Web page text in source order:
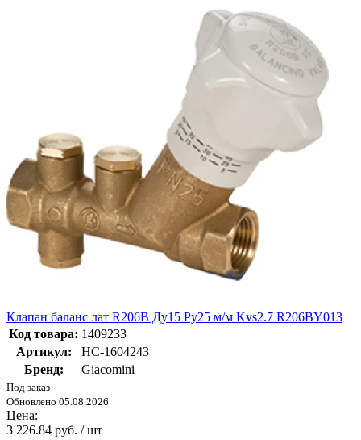
Клапан баланс лат R206B Ду15 Ру25 м/м Kvs2.7 R206BY013
Код товара: 1409233
Артикул:
НС-1604243
Бренд:
Giacomini
Под заказ
Обновлено 05.08.2026
Цена:
3 226.84 руб. / шт